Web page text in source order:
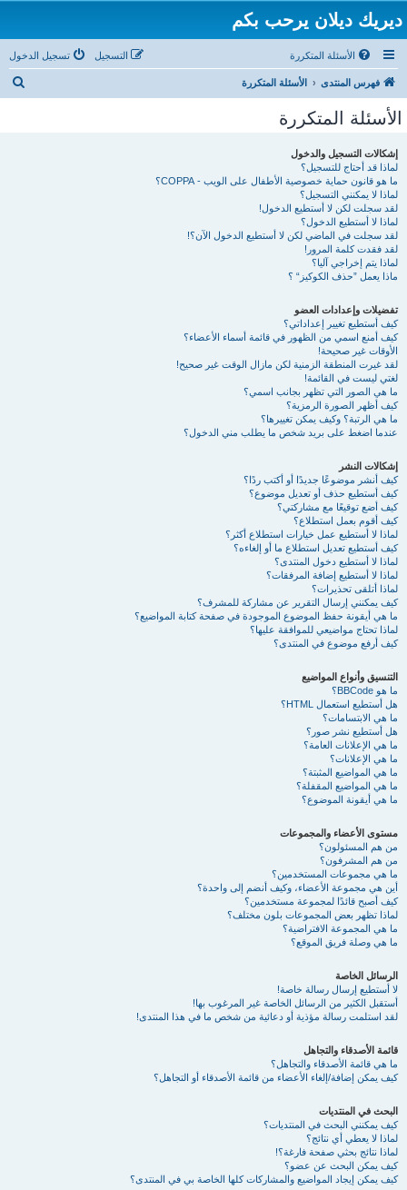
ديريك ديلان يرحب بكم
الأسئلة المتكررة تسجيل الدخول التسجيل
فهرس المنتدى الأسئلة المتكررة
الأسئلة المتكررة
إشكالات التسجيل والدخول
لماذا قد أحتاج للتسجيل؟
ما هو قانون حماية خصوصية الأطفال على الويب - COPPA؟
لماذا لا يمكنني التسجيل؟
لقد سجلت لكن لا أستطيع الدخول!
لماذا لا أستطيع الدخول؟
لقد سجلت في الماضي لكن لا أستطيع الدخول الآن؟!
لقد فقدت كلمة المرور!
لماذا يتم إخراجي آليا؟
ماذا يعمل ”حذف الكوكيز“ ؟
تفضيلات وإعدادات العضو
كيف أستطيع تغيير إعداداتي؟
كيف أمنع اسمي من الظهور في قائمة أسماء الأعضاء؟
الأوقات غير صحيحة!
لقد غيرت المنطقة الزمنية لكن مازال الوقت غير صحيح!
لغتي ليست في القائمة!
ما هي الصور التي تظهر بجانب اسمي؟
كيف أظهر الصورة الرمزية؟
ما هي الرتبة؟ وكيف يمكن تغييرها؟
عندما اضغط على بريد شخص ما يطلب مني الدخول؟
إشكالات النشر
كيف أنشر موضوعًا جديدًا أو أكتب ردًا؟
كيف أستطيع حذف أو تعديل موضوع؟
كيف أضع توقيعًا مع مشاركتي؟
كيف أقوم بعمل استطلاع؟
لماذا لا أستطيع عمل خيارات استطلاع أكثر؟
كيف أستطيع تعديل استطلاع ما أو إلغاءه؟
لماذا لا أستطيع دخول المنتدى؟
لماذا لا أستطيع إضافة المرفقات؟
لماذا أتلقى تحذيرات؟
كيف يمكنني إرسال التقرير عن مشاركة للمشرف؟
ما هي أيقونة حفظ الموضوع الموجودة في صفحة كتابة المواضيع؟
لماذا تحتاج مواضيعي للموافقة عليها؟
كيف أرفع موضوع في المنتدى؟
التنسيق وأنواع المواضيع
ما هو BBCode؟
هل أستطيع استعمال HTML؟
ما هي الابتسامات؟
هل أستطيع نشر صور؟
ما هي الإعلانات العامة؟
ما هي الإعلانات؟
ما هي المواضيع المثبتة؟
ما هي المواضيع المقفلة؟
ما هي أيقونة الموضوع؟
مستوى الأعضاء والمجموعات
من هم المسئولون؟
من هم المشرفون؟
ما هي مجموعات المستخدمين؟
أين هي مجموعة الأعضاء، وكيف أنضم إلى واحدة؟
كيف أصبح قائدًا لمجموعة مستخدمين؟
لماذا تظهر بعض المجموعات بلون مختلف؟
ما هي المجموعة الافتراضية؟
ما هي وصلة فريق الموقع؟
الرسائل الخاصة
لا أستطيع إرسال رسالة خاصة!
أستقبل الكثير من الرسائل الخاصة غير المرغوب بها!
لقد استلمت رسالة مؤذية أو دعائية من شخص ما في هذا المنتدى!
قائمة الأصدقاء والتجاهل
ما هي قائمة الأصدقاء والتجاهل؟
كيف يمكن إضافة/إلغاء الأعضاء من قائمة الأصدقاء أو التجاهل؟
البحث في المنتديات
كيف يمكنني البحث في المنتديات؟
لماذا لا يعطي أي نتائج؟
لماذا نتائج بحثي صفحة فارغة؟!
كيف يمكن البحث عن عضو؟
كيف يمكن إيجاد المواضيع والمشاركات كلها الخاصة بي في المنتدى؟